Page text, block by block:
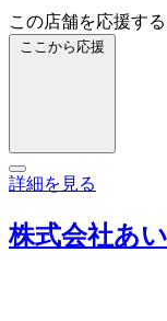
この店舗を応援する
ここから応援
詳細を見る
株式会社あ